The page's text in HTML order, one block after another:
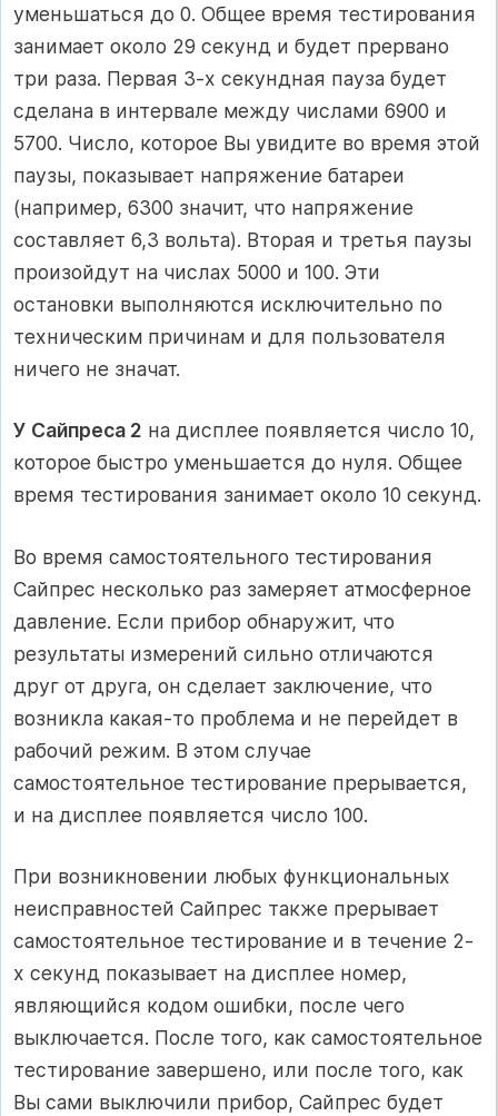
уменьшаться до 0. Общее время тестирования
занимает около 29 секунд и будет прервано
три раза. Первая 3-х секундная пауза будет
сделана в интервале между числами 6900 и
5700. Число, которое Вы увидите во время этой
паузы, показывает напряжение батареи
(например, 6300 значит, что напряжение
составляет 6,3 вольта). Вторая и третья паузы
произойдут на числах 5000 и 100. Эти
остановки выполняются исключительно по
техническим причинам и для пользователя
ничего не значат.
У Сайпреса 2 на дисплее появляется число 10,
которое быстро уменьшается до нуля. Общее
время тестирования занимает около 10 секунд.
Во время самостоятельного тестирования
Сайпрес несколько раз замеряет атмосферное
давление. Если прибор обнаружит, что
результаты измерений сильно отличаются
друг от друга, он сделает заключение, что
возникла какая-то проблема и не перейдет в
рабочий режим. В этом случае
самостоятельное тестирование прерывается,
и на дисплее появляется число 100.
При возникновении любых функциональных
неисправностей Сайпрес также прерывает
самостоятельное тестирование и в течение 2-
х секунд показывает на дисплее номер,
являющийся кодом ошибки, после чего
выключается. После того, как самостоятельное
тестирование завершено, или после того, как
Вы сами выключили прибор, Сайпрес будет